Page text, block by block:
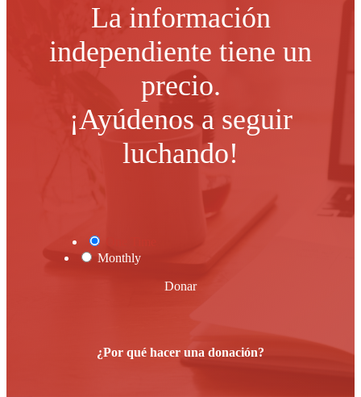
La información
independiente tiene un
precio.
¡Ayúdenos a seguir
luchando!
Monthly
Donar
¿Por qué hacer una donación?